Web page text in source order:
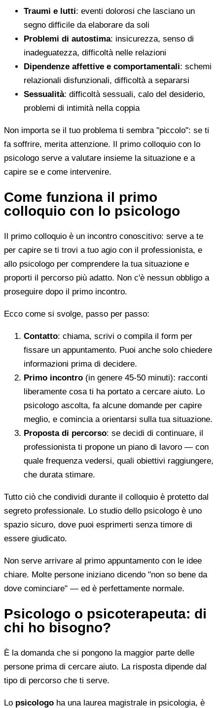
Traumi e lutti: eventi dolorosi che lasciano un
segno difficile da elaborare da soli
Problemi di autostima: insicurezza, senso di
inadeguatezza, difficoltà nelle relazioni
Dipendenze affettive e comportamentali: schemi
relazionali disfunzionali, difficoltà a separarsi
Sessualità: difficoltà sessuali, calo del desiderio,
problemi di intimità nella coppia
Non importa se il tuo problema ti sembra "piccolo": se ti
fa soffrire, merita attenzione. Il primo colloquio con lo
psicologo serve a valutare insieme la situazione e a
capire se e come intervenire.
Come funziona il primo
colloquio con lo psicologo
Il primo colloquio è un incontro conoscitivo: serve a te
per capire se ti trovi a tuo agio con il professionista, e
allo psicologo per comprendere la tua situazione e
proporti il percorso più adatto. Non c'è nessun obbligo a
proseguire dopo il primo incontro.
Ecco come si svolge, passo per passo:
Contatto: chiama, scrivi o compila il form per
fissare un appuntamento. Puoi anche solo chiedere
informazioni prima di decidere.
Primo incontro (in genere 45-50 minuti): racconti
liberamente cosa ti ha portato a cercare aiuto. Lo
psicologo ascolta, fa alcune domande per capire
meglio, e comincia a orientarsi sulla tua situazione.
Proposta di percorso: se decidi di continuare, il
professionista ti propone un piano di lavoro — con
quale frequenza vedersi, quali obiettivi raggiungere,
che durata stimare.
Tutto ciò che condividi durante il colloquio è protetto dal
segreto professionale. Lo studio dello psicologo è uno
spazio sicuro, dove puoi esprimerti senza timore di
essere giudicato.
Non serve arrivare al primo appuntamento con le idee
chiare. Molte persone iniziano dicendo "non so bene da
dove cominciare" — ed è perfettamente normale.
Psicologo o psicoterapeuta: di
chi ho bisogno?
È la domanda che si pongono la maggior parte delle
persone prima di cercare aiuto. La risposta dipende dal
tipo di percorso che ti serve.
Lo psicologo ha una laurea magistrale in psicologia, è